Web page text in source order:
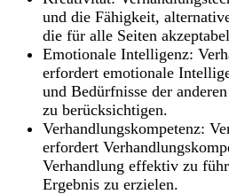
und die Fähigkeit,
die für alle Seiten
Emotionale Intelligenz:
erfordert emotionale
und Bedürfnisse der
zu berücksichtigen.
Verhandlungskompetenz:
erfordert
Verhandlung effektiv zu
Ergebnis zu erzielen.